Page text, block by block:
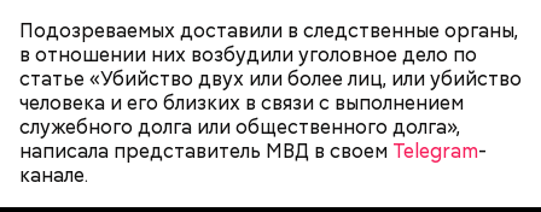
Подозреваемых доставили в следственные органы,
в отношении них возбудили уголовное дело по
статье «Убийство двух или более лиц, или убийство
человека и его близких в связи с выполнением
служебного долга или общественного долга»,
написала представитель МВД в своем Telegram-
канале.
Блогеру грозило до семи лет лишения свободы.